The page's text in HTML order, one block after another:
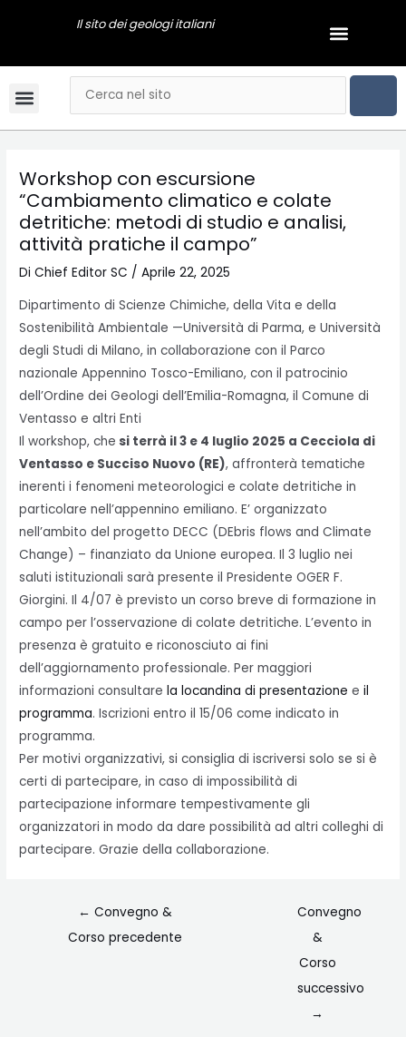
Il sito dei geologi italiani Menu
Menu Cerca
Workshop con escursione
“Cambiamento climatico e colate
detritiche: metodi di studio e analisi,
attività pratiche il campo”
DiChief Editor SC /Aprile 22, 2025
Dipartimento di Scienze Chimiche, della Vita e della
Sostenibilità Ambientale —Università di Parma, e Università
degli Studi di Milano, in collaborazione con il Parco
nazionale Appennino Tosco-Emiliano, con il patrocinio
dell’Ordine dei Geologi dell’Emilia-Romagna, il Comune di
Ventasso e altri Enti
Il workshop, che si terrà il 3 e 4 luglio 2025 a Cecciola di
Ventasso e Succiso Nuovo (RE), affronterà tematiche
inerenti i fenomeni meteorologici e colate detritiche in
particolare nell’appennino emiliano. E’ organizzato
nell’ambito del progetto DECC (DEbris flows and Climate
Change) – finanziato da Unione europea. Il 3 luglio nei
saluti istituzionali sarà presente il Presidente OGER F.
Giorgini. Il 4/07 è previsto un corso breve di formazione in
campo per l’osservazione di colate detritiche. L’evento in
presenza è gratuito e riconosciuto ai fini
dell’aggiornamento professionale. Per maggiori
informazioni consultarela locandina di presentazione eil
programma. Iscrizioni entro il 15/06 come indicato in
programma.
Per motivi organizzativi, si consiglia di iscriversi solo se si è
certi di partecipare, in caso di impossibilità di
partecipazione informare tempestivamente gli
organizzatori in modo da dare possibilità ad altri colleghi di
partecipare. Grazie della collaborazione.
articoli
← Convegno &
Corso precedente
Convegno
&
Corso
successivo
→